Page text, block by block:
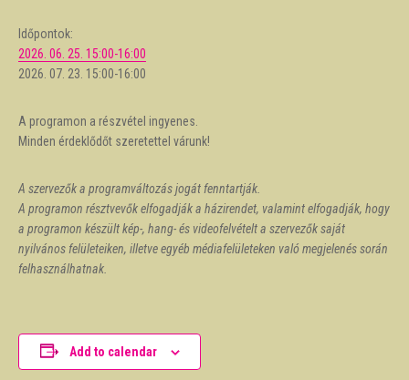
Időpontok:
2026. 06. 25. 15:00-16:00
2026. 07. 23. 15:00-16:00
A programon a részvétel ingyenes.
Minden érdeklődőt szeretettel várunk!
A szervezők a programváltozás jogát fenntartják.
A programon résztvevők elfogadják a házirendet, valamint elfogadják, hogy
a programon készült kép-, hang- és videofelvételt a szervezők saját
nyilvános felületeiken, illetve egyéb médiafelületeken való megjelenés során
felhasználhatnak.
Add to calendar